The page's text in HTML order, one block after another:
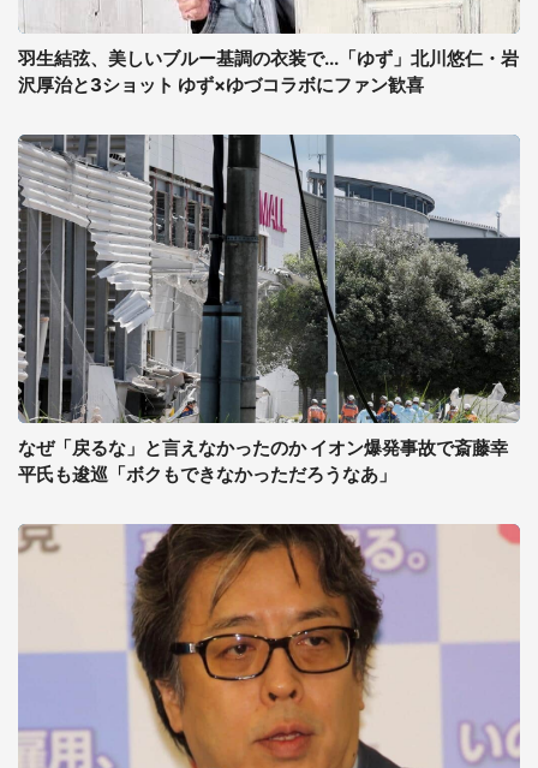
羽生結弦、美しいブルー基調の衣装で...「ゆず」北川悠仁・岩
沢厚治と3ショット ゆず×ゆづコラボにファン歓喜
なぜ「戻るな」と言えなかったのか イオン爆発事故で斎藤幸
平氏も逡巡「ボクもできなかっただろうなあ」